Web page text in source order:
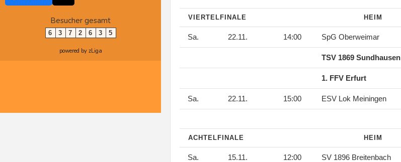
Besucher gesamt
6 3 7 2 6 3 5
powered by zLiga
VIERTELFINALE HEIM
Sa. 22.11. 14:00 SpG Oberweimar
TSV 1869 Sundhausen
1. FFV Erfurt
Sa. 22.11. 15:00 ESV Lok Meiningen
ACHTELFINALE HEIM
Sa. 15.11. 12:00 SV 1896 Breitenbach